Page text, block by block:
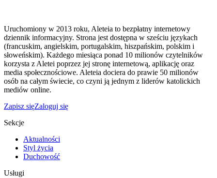
Uruchomiony w 2013 roku, Aleteia to bezpłatny internetowy
dziennik informacyjny. Strona jest dostępna w sześciu językach
(francuskim, angielskim, portugalskim, hiszpańskim, polskim i
słoweńskim). Każdego miesiąca ponad 10 milionów czytelników
korzysta z Aletei poprzez jej stronę internetową, aplikację oraz
media społecznościowe. Aleteia dociera do prawie 50 milionów
osób na całym świecie, co czyni ją jednym z liderów katolickich
mediów online.
Zapisz sięZaloguj się
Sekcje
Aktualności
Styl życia
Duchowość
Usługi